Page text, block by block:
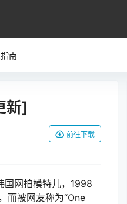
南
新]
前往下载
国网拍模特儿，1998
而被网友称为“One